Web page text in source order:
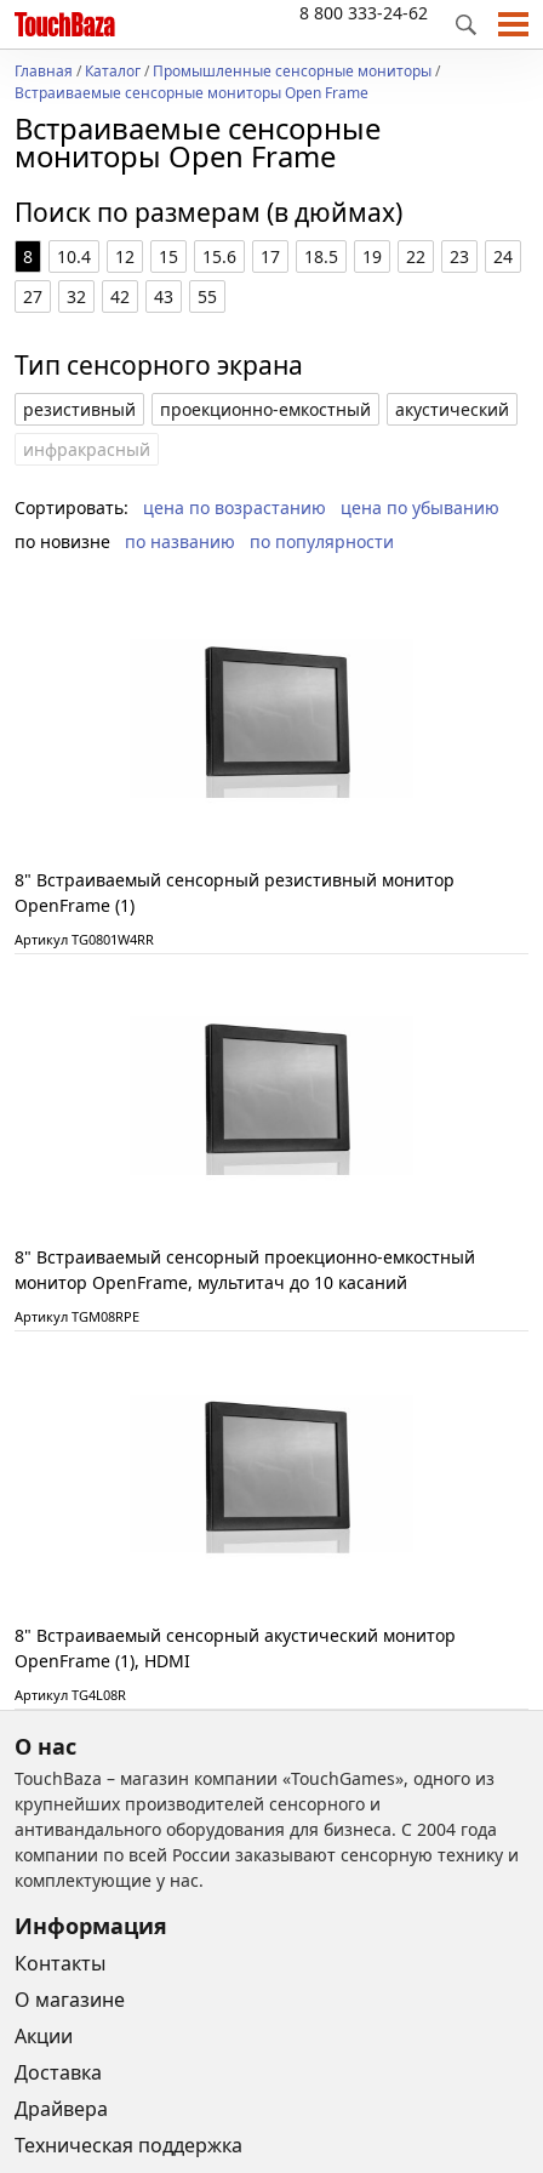
8 800 333-24-62
Главная /Каталог/Промышленные сенсорные мониторы/
Встраиваемые сенсорные мониторы Open Frame
Встраиваемые сенсорные
мониторы Open Frame
Поиск по размерам (в дюймах)
8 10.4 12 15 15.6 17 18.5 19 22 23
24
27
32 42 43 55
Тип сенсорного экрана
резистивный проекционно-емкостный
акустический
инфракрасный
Сортировать: цена по возрастанию
цена по убыванию
по новизне
по названию по популярности
8" Встраиваемый сенсорный резистивный монитор
OpenFrame (1)
Артикул TG0801W4RR
8" Встраиваемый сенсорный проекционно-емкостный
монитор OpenFrame, мультитач до 10 касаний
Артикул TGM08RPE
8" Встраиваемый сенсорный акустический монитор
OpenFrame (1), HDMI
Артикул TG4L08R
О нас
TouchBaza – магазин компании «TouchGames», одного из
крупнейших производителей сенсорного и
антивандального оборудования для бизнеса. С 2004 года
компании по всей России заказывают сенсорную технику и
комплектующие у нас.
Информация
Контакты
О магазине
Акции
Доставка
Драйвера
Техническая поддержка